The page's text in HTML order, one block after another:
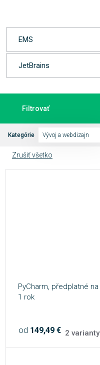
EMS
JetBrains
Filtrovať
Kategórie Vývoj a webdizajn
Zrušiť všetko
PyCharm, předplatné na
1 rok
od 149,49 € 2 varianty